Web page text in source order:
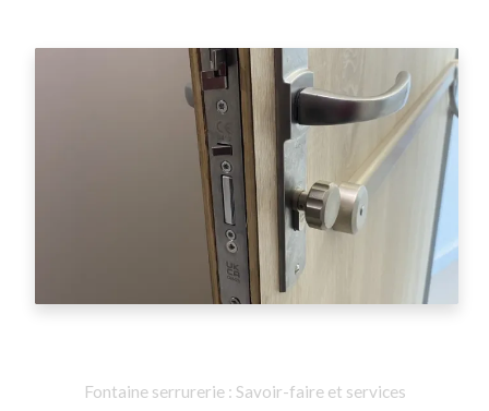
Fontaine serrurerie : Savoir-faire et services